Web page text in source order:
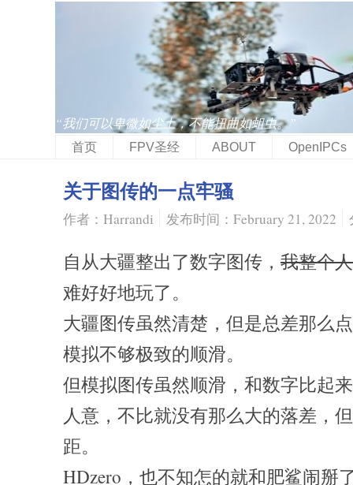
“我们可以卑微如尘土，不能扭曲如蛆虫。”
首页 FPV圣经 ABOUT OpenIPCs
关于图传的一点牢骚
作者：Harrandi 发布时间：February 21, 2022
自从大疆整出了数字图传， 我整个
难好好地玩了。
大疆图传虽然清楚，但是总差那么
模拟不够极致的顺滑。
但模拟图传虽然顺滑，和数字比起
人意，不比就没有那么大的落差，
距。
HDzero，也不知怎的就和肥鲨闹掰